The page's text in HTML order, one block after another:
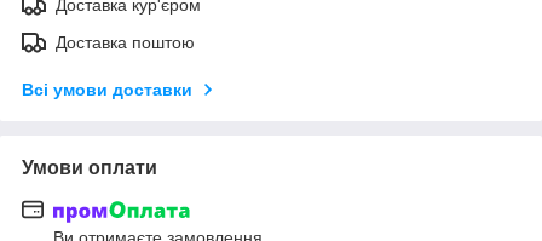
Доставка кур'єром
Доставка поштою
Всі умови доставки
Умови оплати